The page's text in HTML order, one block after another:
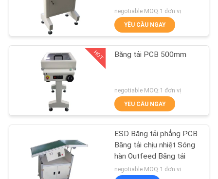
QUAN
SOÁT
CHẤT
LƯỢNG
Máy tạo thành phần
chì
negotiable MOQ:1 đơn vị
YÊU CẦU NGAY
HOT Băng tải PCB 500mm
negotiable MOQ:1 đơn vị
YÊU CẦU NGAY
ESD Băng tải phẳng PCB
Băng tải chịu nhiệt Sóng
hàn Outfeed Băng tải
negotiable MOQ:1 đơn vị